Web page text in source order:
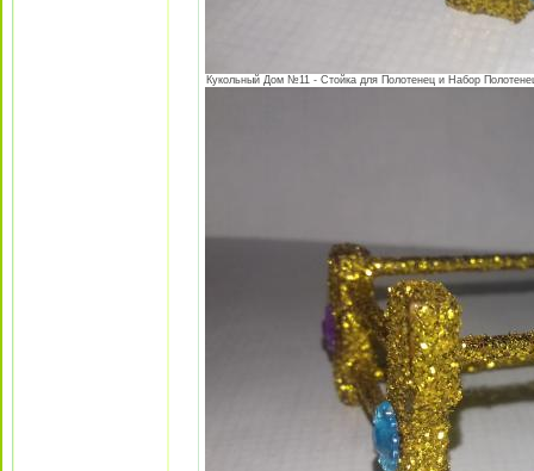
Кукольный Дом №11 - Стойка для Полотенец и Набор